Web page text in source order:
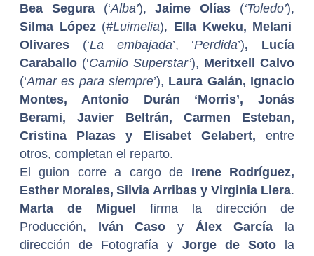
Bea Segura (‘Alba’),Jaime Olías (‘Toledo’),
Silma López (#Luimelia), Ella Kweku, Melani
Olivares (‘La embajada’, ‘Perdida’), Lucía
Caraballo (‘Camilo Superstar’), Meritxell Calvo
(‘Amar es para siempre’), Laura Galán, Ignacio
Montes, Antonio Durán ‘Morris’, Jonás
Berami, Javier Beltrán, Carmen Esteban,
Cristina Plazas y Elisabet Gelabert, entre
otros, completan el reparto.
El guion corre a cargo de Irene Rodríguez,
Esther Morales, Silvia Arribas y Virginia Llera.
Marta de Miguel firma la dirección de
Producción, Iván Casoy Álex García la
dirección de Fotografía y Jorge de Soto la